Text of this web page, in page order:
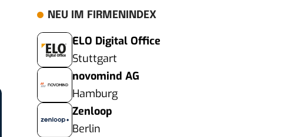
NEU IM FIRMENINDEX
ELO Digital Office
Stuttgart
novomind AG
Hamburg
Zenloop
Berlin